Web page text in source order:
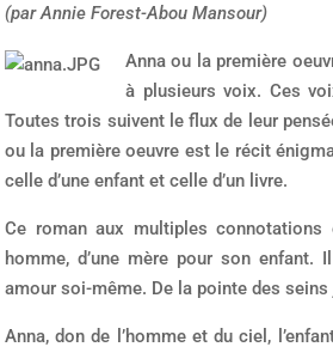
(par Annie Forest-Abou Mansour)
Anna ou la première
à plusieurs voix. Ces
Toutes trois suivent le flux de leur
ou la première oeuvre est le récit
celle d’une enfant et celle d’un livre.
Ce roman aux multiples connotations
homme, d’une mère pour son enfant.
amour soi-même. De la pointe des seins
Anna, don de l’homme et du ciel,